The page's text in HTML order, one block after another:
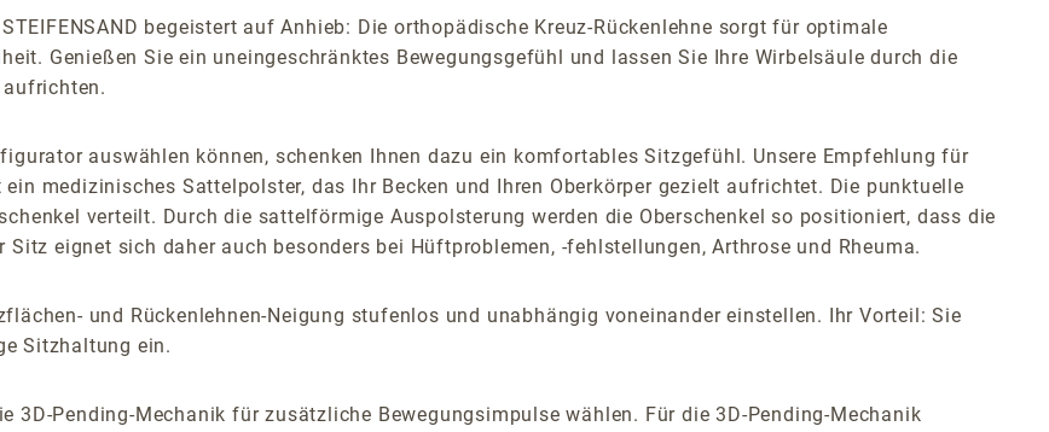
begeistert auf Anhieb: Die orthopädische Kreuz-Rückenlehne sorgt für optimale
Genießen Sie ein uneingeschränktes Bewegungsgefühl und lassen Sie Ihre Wirbelsäule durch die
auswählen können, schenken Ihnen dazu ein komfortables Sitzgefühl. Unsere Empfehlung für
medizinisches Sattelpolster, das Ihr Becken und Ihren Oberkörper gezielt aufrichtet. Die punktuelle
verteilt. Durch die sattelförmige Auspolsterung werden die Oberschenkel so positioniert, dass die
eignet sich daher auch besonders bei Hüftproblemen, -fehlstellungen, Arthrose und Rheuma.
und Rückenlehnen-Neigung stufenlos und unabhängig voneinander einstellen. Ihr Vorteil: Sie
Sitzhaltung ein.
3D-Pending-Mechanik für zusätzliche Bewegungsimpulse wählen. Für die 3D-Pending-Mechanik